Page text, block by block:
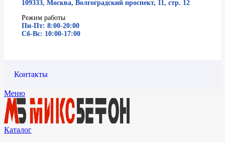
109333, Москва, Волгоградский проспект, 11, стр. 12
Режим работы
Пн-Пт: 8:00-20:00
Сб-Вс: 10:00-17:00
Контакты
Меню
Каталог